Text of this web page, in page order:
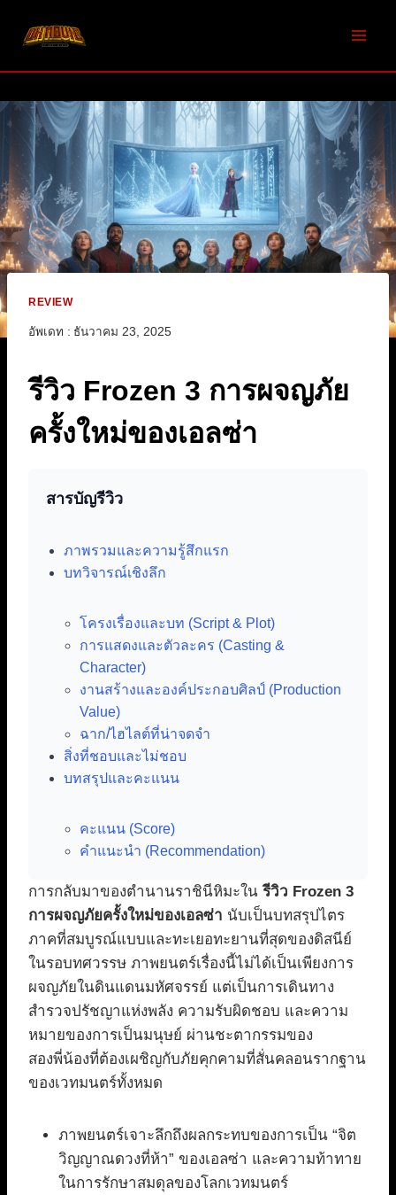
REVIEW
อัพเดท : ธันวาคม 23, 2025
รีวิว Frozen 3 การผจญภัย
ครั้งใหม่ของเอลซ่า
สารบัญรีวิว
ภาพรวมและความรู้สึกแรก
บทวิจารณ์เชิงลึก
โครงเรื่องและบท (Script & Plot)
การแสดงและตัวละคร (Casting &
Character)
งานสร้างและองค์ประกอบศิลป์ (Production
Value)
ฉาก/ไฮไลต์ที่น่าจดจำ
สิ่งที่ชอบและไม่ชอบ
บทสรุปและคะแนน
คะแนน (Score)
คำแนะนำ (Recommendation)
การกลับมาของตำนานราชินีหิมะในรีวิว Frozen 3
การผจญภัยครั้งใหม่ของเอลซ่า นับเป็นบทสรุปไตร
ภาคที่สมบูรณ์แบบและทะเยอทะยานที่สุดของดิสนีย์
ในรอบทศวรรษ ภาพยนตร์เรื่องนี้ไม่ได้เป็นเพียงการ
ผจญภัยในดินแดนมหัศจรรย์ แต่เป็นการเดินทาง
สำรวจปรัชญาแห่งพลัง ความรับผิดชอบ และความ
หมายของการเป็นมนุษย์ ผ่านชะตากรรมของ
สองพี่น้องที่ต้องเผชิญกับภัยคุกคามที่สั่นคลอนรากฐาน
ของเวทมนตร์ทั้งหมด
ภาพยนตร์เจาะลึกถึงผลกระทบของการเป็น “จิต
วิญญาณดวงที่ห้า” ของเอลซ่า และความท้าทาย
ในการรักษาสมดุลของโลกเวทมนตร์